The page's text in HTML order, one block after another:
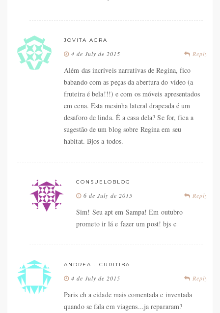
JOVITA AGRA
Reply
4 de July de 2015
Além das incríveis narrativas de Regina, fico
babando com as peças da abertura do vídeo (a
fruteira é bela!!!) e com os móveis apresentados
em cena. Esta mesinha lateral drapeada é um
desaforo de linda. É a casa dela? Se for, fica a
sugestão de um blog sobre Regina em seu
habitat. Bjos a todos.
CONSUELOBLOG
Reply
6 de July de 2015
Sim! Seu apt em Sampa! Em outubro
prometo ir lá e fazer um post! bjs c
ANDREA - CURITIBA
Reply
4 de July de 2015
Paris eh a cidade mais comentada e inventada
quando se fala em viagens...ja repararam?